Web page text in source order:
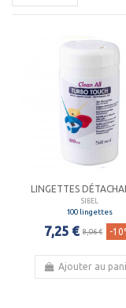
LINGETTES
SIBEL
100 lingettes
7,25 € 8,06 € -
Ajouter au